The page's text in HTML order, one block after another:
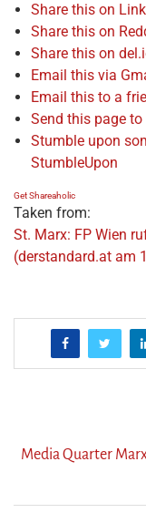
Share this on
Share this on
Share this on
Email this via
Email this to a
Send this page
Stumble upon
StumbleUpon
Get Shareaholic
Taken from:
St. Marx: FP Wien
(derstandard.at am
Media Quarter